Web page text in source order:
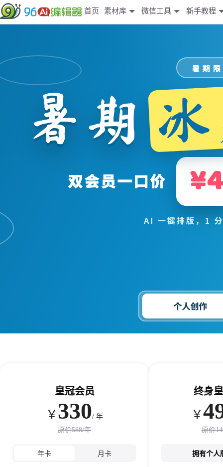
首页 素材库 微信工具 新手教程
皇冠会员
￥330/ 年
原价588/年
年卡 月卡
终身
￥
原价
拥有个人